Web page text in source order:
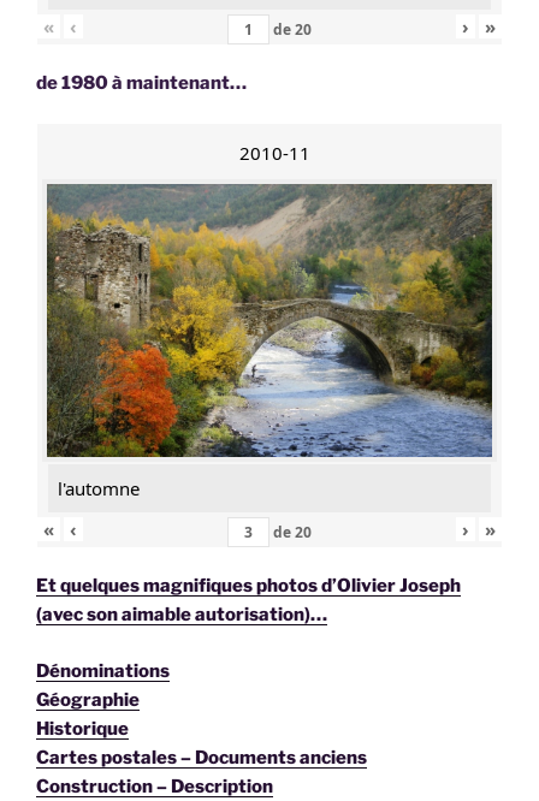
«
‹ de20 › »
de 1980 à maintenant…
2010-11
l'automne
«
‹ de20 › »
Et quelques magnifiques photos d’Olivier Joseph
(avec son aimable autorisation)…
Dénominations
Géographie
Historique
Cartes postales – Documents anciens
Construction – Description